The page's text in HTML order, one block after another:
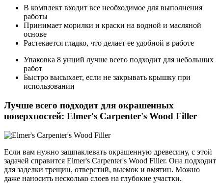
В комплект входит все необходимое для выполнения
работы
Принимает морилки и краски на водной и масляной
основе
Растекается гладко, что делает ее удобной в работе
Упаковка 8 унций лучше всего подходит для небольших
работ
Быстро высыхает, если не закрывать крышку при
использовании
Лучше всего подходит для окрашенных
поверхностей: Elmer's Carpenter's Wood Filler
Если вам нужно зашпаклевать окрашенную древесину, с этой
задачей справится Elmer's Carpenter's Wood Filler. Она подходит
для заделки трещин, отверстий, выемок и вмятин. Можно
даже наносить несколько слоев на глубокие участки.